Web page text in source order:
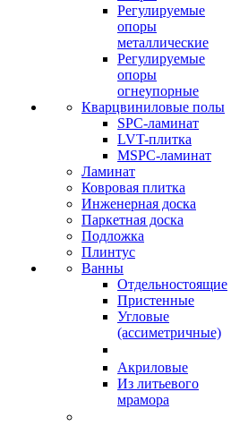
Регулируемые
опоры
металлические
Регулируемые
опоры
огнеупорные
Кварцвиниловые полы
SPC-ламинат
LVT-плитка
MSPC-ламинат
Ламинат
Ковровая плитка
Инженерная доска
Паркетная доска
Подложка
Плинтус
Ванны
Отдельностоящие
Пристенные
Угловые
(ассиметричные)
Акриловые
Из литьевого
мрамора